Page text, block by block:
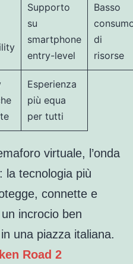
Supporto
su
smartphone
entry-level
Basso
di
risorse
Esperienza
più equa
per tutti
virtuale, l’onda
la tecnologia più
connette e
incrocio ben
una piazza italiana.
Road 2